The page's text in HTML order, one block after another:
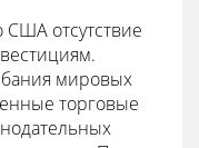
США отсутствие
мировых
торговые